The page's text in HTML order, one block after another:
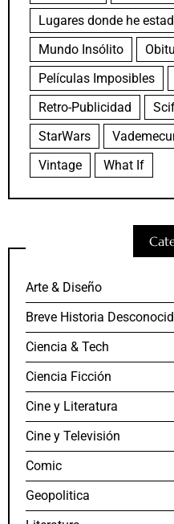
Lugares donde he
Mundo Insólito
Películas Imposibles
Retro-Publicidad
StarWars
Vintage
What If
Arte & Diseño
Breve Historia
Ciencia & Tech
Ciencia Ficción
Cine y Literatura
Cine y Televisión
Comic
Geopolitica